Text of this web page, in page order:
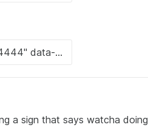
a sign that says watcha doing